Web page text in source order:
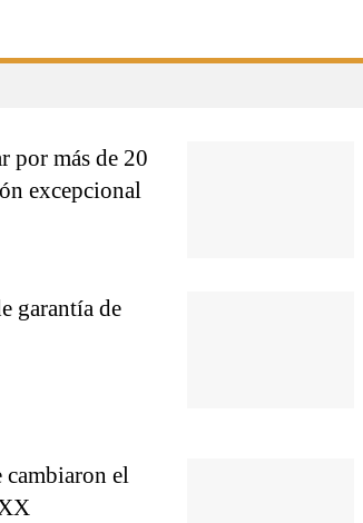
por más de 20
excepcional
garantía de
cambiaron el